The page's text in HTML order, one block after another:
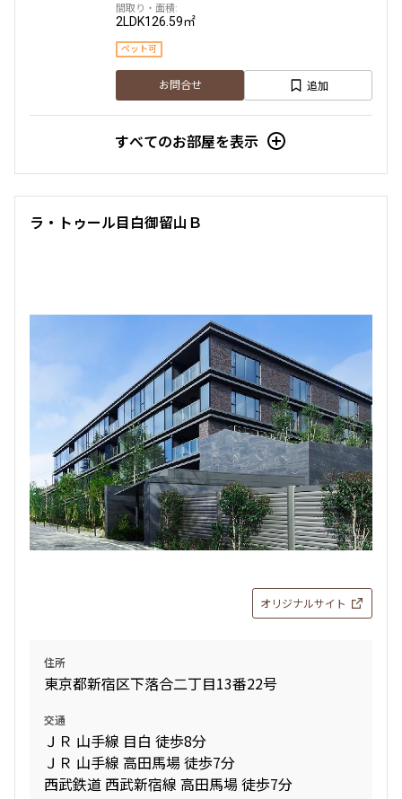
2LDK126.59㎡
ペット可
お問合せ 追加
すべてのお部屋を表示
ラ・トゥール目白御留山Ｂ
オリジナルサイト
住所
東京都新宿区下落合二丁目13番22号
交通
ＪＲ 山手線 目白 徒歩8分
ＪＲ 山手線 高田馬場 徒歩7分
西武鉄道 西武新宿線 高田馬場 徒歩7分